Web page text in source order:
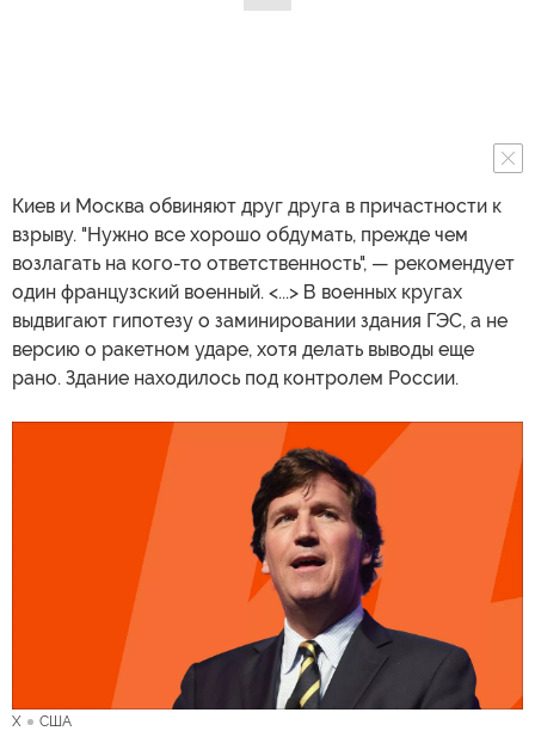
Киев и Москва обвиняют друг друга в причастности к
взрыву. "Нужно все хорошо обдумать, прежде чем
возлагать на кого-то ответственность", — рекомендует
один французский военный. <...> В военных кругах
выдвигают гипотезу о заминировании здания ГЭС, а не
версию о ракетном ударе, хотя делать выводы еще
рано. Здание находилось под контролем России.
X США